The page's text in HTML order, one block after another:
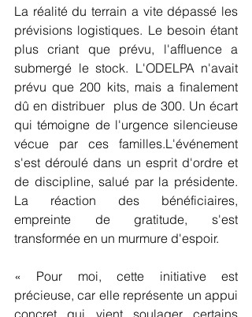
La réalité du terrain a vite dépassé les
prévisions logistiques. Le besoin étant
plus criant que prévu, l'affluence a
submergé le stock. L'ODELPA n'avait
prévu que 200 kits, mais a finalement
dû en distribuer  plus de 300. Un écart
qui témoigne de l'urgence silencieuse
vécue par ces familles.L'événement
s'est déroulé dans un esprit d'ordre et
de discipline, salué par la présidente.
La réaction des bénéficiaires,
empreinte de gratitude, s'est
transformée en un murmure d'espoir.
« Pour moi, cette initiative est
précieuse, car elle représente un appui
concret qui vient soulager certains